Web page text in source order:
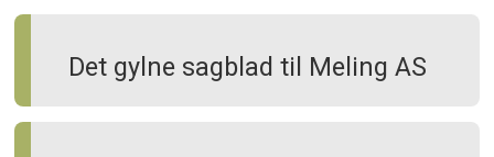
Det gylne sagblad til Meling AS